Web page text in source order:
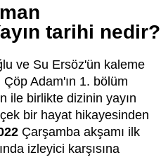
tarihi nedir?
ve Su Ersöz'ün kaleme
Adam'ın 1. bölüm
ile birlikte dizinin yayın
bir hayat hikayesinden
Çarşamba akşamı ilk
izleyici karşısına